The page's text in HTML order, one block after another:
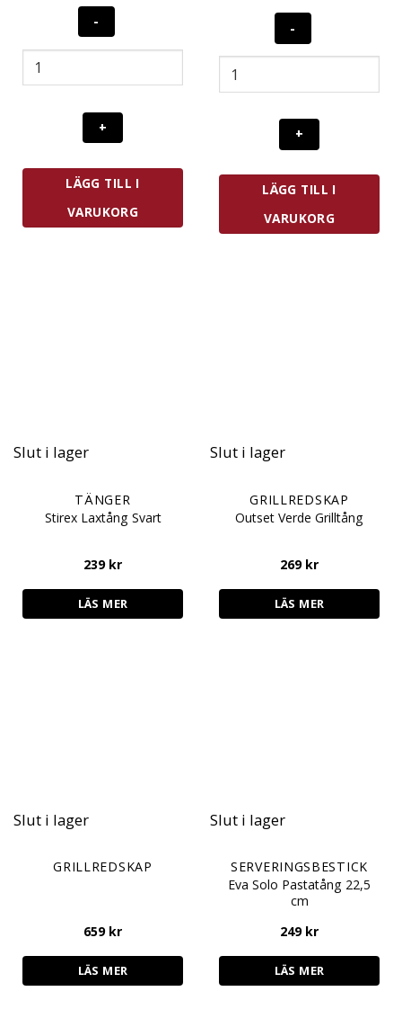
TIG
LÄGG TILL I
VARUKORG
GS-
Serveringstång
18
LÄGG TILL I
VARUKORG
Slut i lager
TÄNGER
Stirex Laxtång Svart
239 kr
LÄS MER
Slut i lager
GRILLREDSKAP
Outset Verde Grilltång
269 kr
LÄS MER
Slut i lager
GRILLREDSKAP
659 kr
LÄS MER
Slut i lager
SERVERINGSBESTICK
Eva Solo Pastatång 22,5
cm
249 kr
LÄS MER